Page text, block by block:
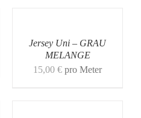
Jersey Uni – GRAU
MELANGE
15,00 € pro Meter